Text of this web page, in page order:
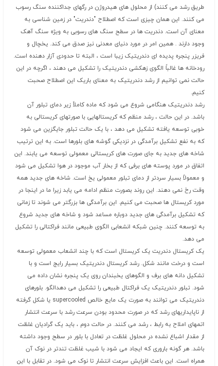
طریق رشد می کنند) از محلول های هیدروژن در رگهای جداکننده سنگ رسوب
می کنند. این همان چیزی است که اصطلاح "دندریت" در زمین شناسی به
معنای آن است. دندریت ها در سطح سنگ های رسوبی به ویژه سنگ آهک
وجود دارند . همین امر در مورد دنیای معدنی نیز صدق می کند. یخچال و
فریزر پنجره پدیده ای دندریتیک زیبا است ، البته تا حدودی آزار دهنده است.
رودخانه ها غالباً الگوی زهکشی دندریتیک را تشکیل می دهند ، اگرچه در این
حالت نمی توانیم از رشد دندریتیک به معنای باریک این اصطلاح صحبت
کنیم.
رشد دندریتیک هنگامی شروع می شود که ماده کاملاً زیر دمای تبلور آن
باشد. در این حالت ، رشد منظم که کریستالهایی با صورتهای کریستالی به
خوبی توسعه یافته تشکیل می دهد ، با یک حالت تبلور جایگزین می شود
که به نفع تشکیل برآمدگی در نزدیکی گوشه های بلورها است. به این ترتیب
شاخه های جدید به جای صورت های کریستالی معمولی توسعه می یابند. این
اتفاق در مورد پوسته های برفی که از بخار آب موجود در هوا تشکیل می شود
و معمولاً بسیار سردتر از دمای تبلور معمولی یخ است. شاخه های جدید همه
وقت رخ نمی دهند. این روند بصورت منظم ادامه می یابد زیرا ما در اینجا در
مورد کریستال ها صحبت می کنیم. این برآمدگی ها بزرگتر می شوند تا زمانی
که تشکیل برآمدگی های جدید دوباره مساعد شود و شاخه های جدید شروع
به توسعه کنند. چنین شبکه انشعابی الگوی طبیعی مانند فراکتالی را تشکیل
می دهد.
یک کریستال دندریت یک کریستال است که با چند انشعاب معمولی توسعه
است و درخت مانند شکل. رشد کریستال دندریتیک بسیار رایج است و با
تشکیل دانه های برف و الگوهای یخبندان روی یک پنجره نشان داده می
شود. تبلور دندریتیک یک فراکتال طبیعی را تشکیل می دهدالگو. بلورهای
دندریتیک می توانند به صورت یک مایع خالص supercooled یا شکل گرفته
از ناپایداریهای رشد که در صورت محدود بودن سرعت رشد با سرعت انتشار
اتمهای املاح به رابط ، رشد می کنند. در حالت دوم ، باید یک گرادیان غلظت
از مقدار اشباع نشده در محلول غلظت در تعادل با بلور در سطح وجود داشته
باشد. هر گونه باروری که ایجاد می شود با شیب غلظت تندتر در نوک آن
همراه است. این باعث افزایش سرعت انتشار تا نوک می شود. در تقابل با این